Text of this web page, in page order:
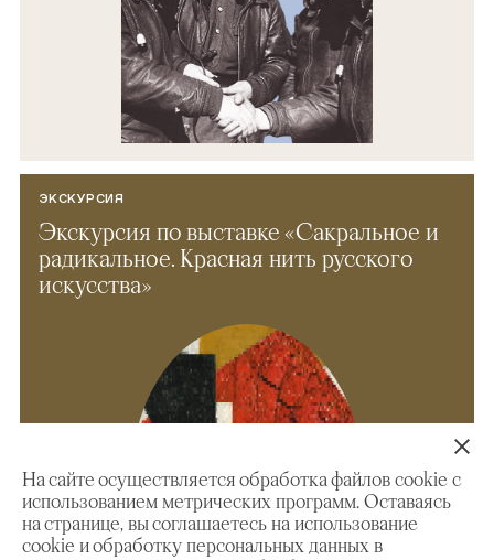
На сайте осуществляется обработка файлов cookie с
использованием метрических программ. Оставаясь
на странице, вы соглашаетесь на использование
cookie и обработку персональных данных в
ЭКСКУРСИЯ
Экскурсия по выставке «Сакральное и
радикальное. Красная нить русского
искусства»